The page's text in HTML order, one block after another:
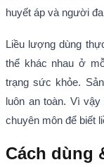
huyết áp và người
Liều lượng dùng
thể khác nhau ở
trạng sức khỏe.
luôn an toàn. Vì
chuyên môn để biết
Cách dùng